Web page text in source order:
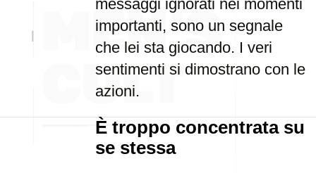
messaggi ignorati nei momenti
importanti, sono un segnale
che lei sta giocando. I veri
sentimenti si dimostrano con le
azioni.
È troppo concentrata su
se stessa